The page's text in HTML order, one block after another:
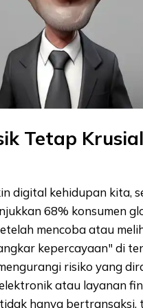
Tetap
digital kehidupan kita,
68% konsumen
mencoba atau
kepercayaan" di
risiko yang
atau layanan
hanya bertransaksi,